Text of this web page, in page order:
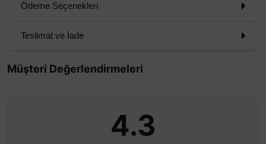
Ödeme Seçenekleri
Teslimat ve İade
Müşteri Değerlendirmeleri
4.3